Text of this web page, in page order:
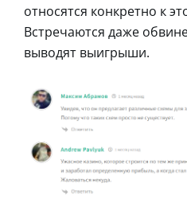
относятся конкретно к
Встречаются даже
выводят выигрыши.